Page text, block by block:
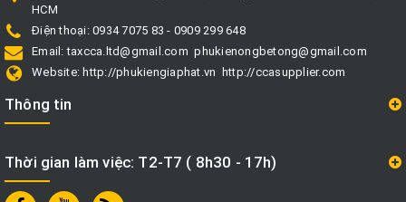
HCM
Điện thoại: 0934 7075 83 - 0909 299 648
Email:taxcca.ltd@gmail.com phukienongbetong@gmail.com
Website: http://phukiengiaphat.vn http://ccasupplier.com
Thông tin
Thời gian làm việc: T2-T7 ( 8h30 - 17h)